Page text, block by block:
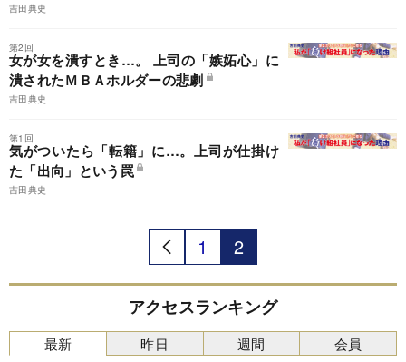
吉田典史
第2回
女が女を潰すとき…。 上司の「嫉妬心」に
潰されたＭＢＡホルダーの悲劇
吉田典史
第1回
気がついたら「転籍」に…。上司が仕掛け
た「出向」という罠
吉田典史
1 2
アクセスランキング
最新 昨日 週間 会員